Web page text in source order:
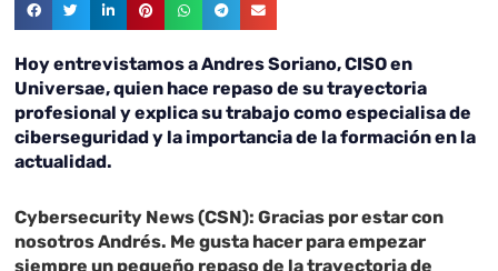
Hoy entrevistamos a Andres Soriano, CISO en
Universae, quien hace repaso de su trayectoria
profesional y explica su trabajo como especialisa de
ciberseguridad y la importancia de la formación en la
actualidad.
Cybersecurity News (CSN): Gracias por estar con
nosotros Andrés. Me gusta hacer para empezar
siempre un pequeño repaso de la trayectoria de